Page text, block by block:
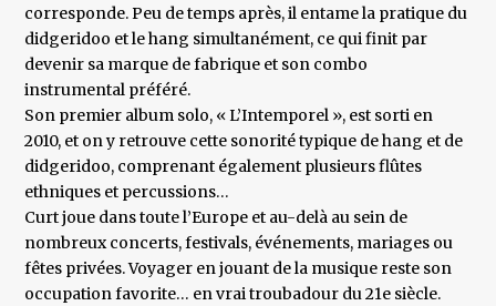
corresponde. Peu de temps après, il entame la pratique du
didgeridoo et le hang simultanément, ce qui finit par
devenir sa marque de fabrique et son combo
instrumental préféré.
Son premier album solo, « L’Intemporel », est sorti en
2010, et on y retrouve cette sonorité typique de hang et de
didgeridoo, comprenant également plusieurs flûtes
ethniques et percussions…
Curt joue dans toute l’Europe et au-delà au sein de
nombreux concerts, festivals, événements, mariages ou
fêtes privées. Voyager en jouant de la musique reste son
occupation favorite… en vrai troubadour du 21e siècle.